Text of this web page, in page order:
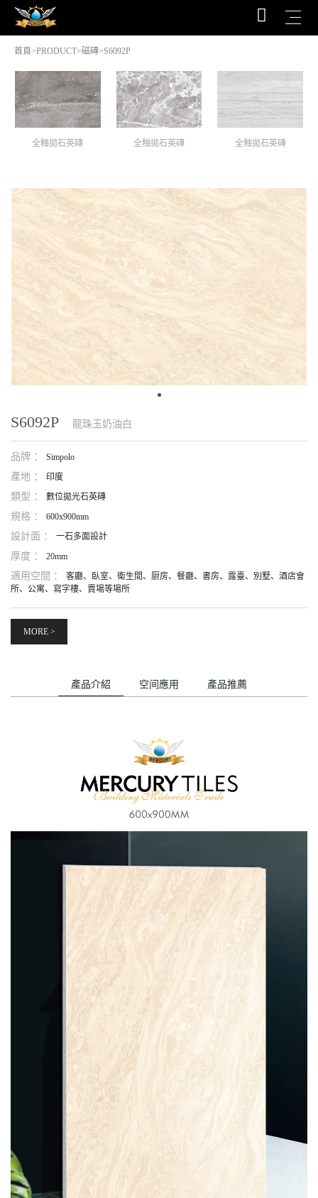
首頁>PRODUCT>磁磚>S6092P
全釉拋石英磚 全釉拋石英磚 全釉拋石英磚
S6092P 龍珠玉奶油白
品牌 ： Simpolo
產地 ： 印度
類型 ： 數位拋光石英磚
規格 ： 600x900mm
設計面 ： 一石多面設計
厚度 ： 20mm
適用空間 ：
客廳、臥室、衛生間、厨房、餐廳、書房、露臺、別墅、酒店會
所、公寓、寫字樓、賣場等場所
MORE >
產品介紹 空间應用 產品推薦